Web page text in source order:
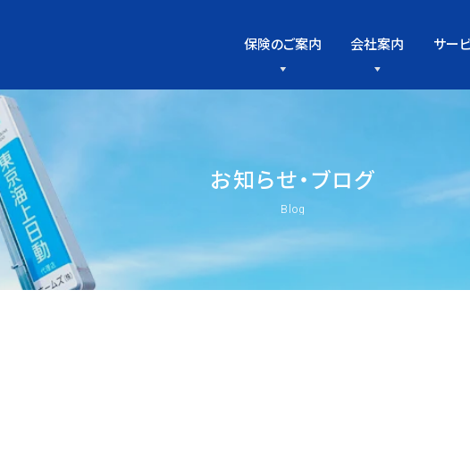
保険のご案内 会社案内 サー
お知らせ・ブログ
Blog